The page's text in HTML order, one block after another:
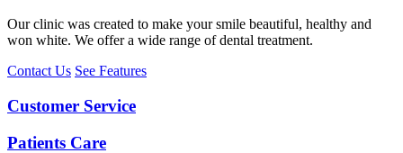
Our clinic was created to make your smile beautiful, healthy and
won white. We offer a wide range of dental treatment.
Contact Us See Features
Customer Service
Patients Care